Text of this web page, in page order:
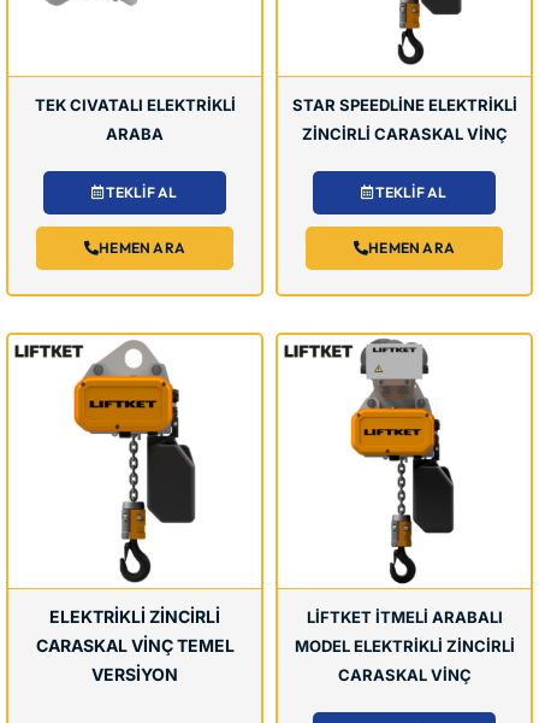
TEK CIVATALI ELEKTRİKLİ
ARABA
TEKLİF AL
HEMEN ARA
STAR SPEEDLİNE ELEKTRİKLİ
ZİNCİRLİ CARASKAL VİNÇ
TEKLİF AL
HEMEN ARA
ELEKTRİKLİ ZİNCİRLİ
CARASKAL VİNÇ TEMEL
VERSİYON
LİFTKET İTMELİ ARABALI
MODEL ELEKTRİKLİ ZİNCİRLİ
CARASKAL VİNÇ